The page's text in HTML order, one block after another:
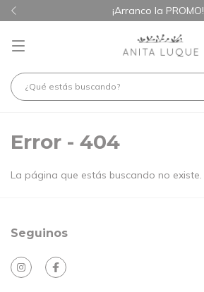
¡Arranco la PROMO!
Error - 404
La página que estás buscando no existe.
Seguinos